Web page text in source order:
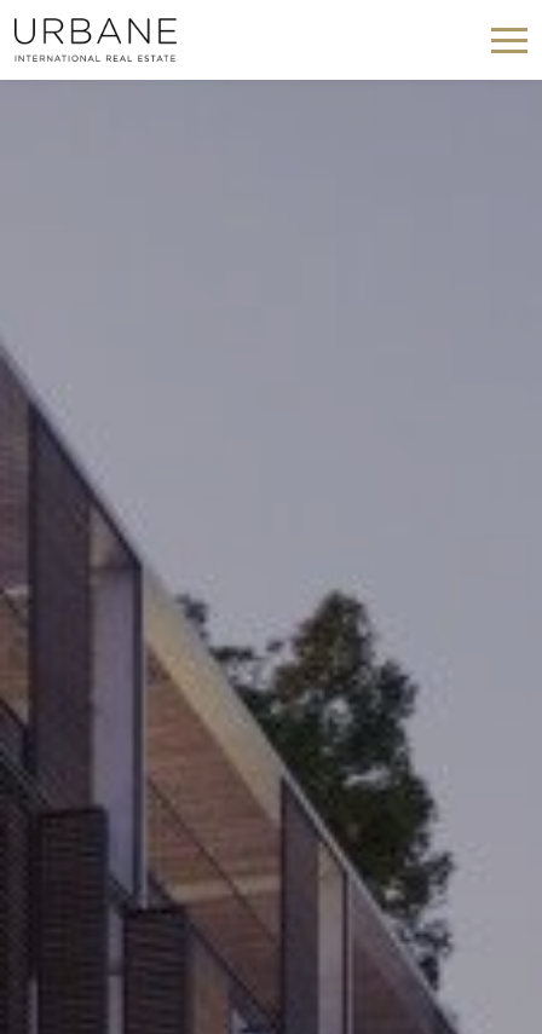
Modificar cookies
Técnicas y funcionales
Siempre activas
Este sitio web utiliza Cookies propias para recopilar
información con la finalidad de mejorar nuestros servicios.
Si continua navegando, supone la aceptación de la
instalación de las mismas. El usuario tiene la posibilidad
de configurar su navegador pudiendo, si así lo desea,
impedir que sean instaladas en su disco duro, aunque
deberá tener en cuenta que dicha acción podrá ocasionar
dificultades de navegación de la página web.